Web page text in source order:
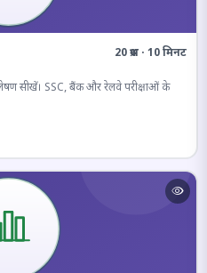
20 प्रश्न · 10 मिनट
सीखें। SSC, बैंक और रेलवे परीक्षाओं के